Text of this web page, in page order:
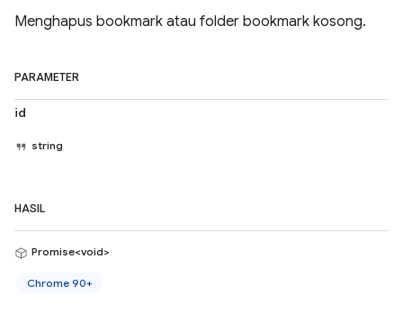
Menghapus bookmark atau folder bookmark kosong.
PARAMETER
id
string
HASIL
Promise<void>
Chrome 90+